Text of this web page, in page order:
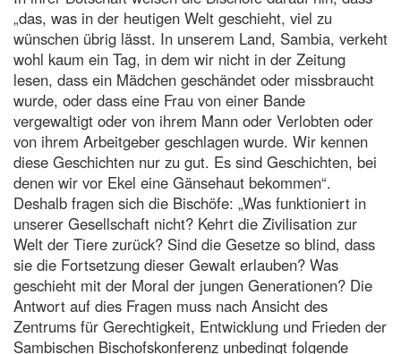
„das, was in der heutigen Welt geschieht, viel zu
wünschen übrig lässt. In unserem Land, Sambia, verkeht
wohl kaum ein Tag, in dem wir nicht in der Zeitung
lesen, dass ein Mädchen geschändet oder missbraucht
wurde, oder dass eine Frau von einer Bande
vergewaltigt oder von ihrem Mann oder Verlobten oder
von ihrem Arbeitgeber geschlagen wurde. Wir kennen
diese Geschichten nur zu gut. Es sind Geschichten, bei
denen wir vor Ekel eine Gänsehaut bekommen“.
Deshalb fragen sich die Bischöfe: „Was funktioniert in
unserer Gesellschaft nicht? Kehrt die Zivilisation zur
Welt der Tiere zurück? Sind die Gesetze so blind, dass
sie die Fortsetzung dieser Gewalt erlauben? Was
geschieht mit der Moral der jungen Generationen? Die
Antwort auf dies Fragen muss nach Ansicht des
Zentrums für Gerechtigkeit, Entwicklung und Frieden der
Sambischen Bischofskonferenz unbedingt folgende